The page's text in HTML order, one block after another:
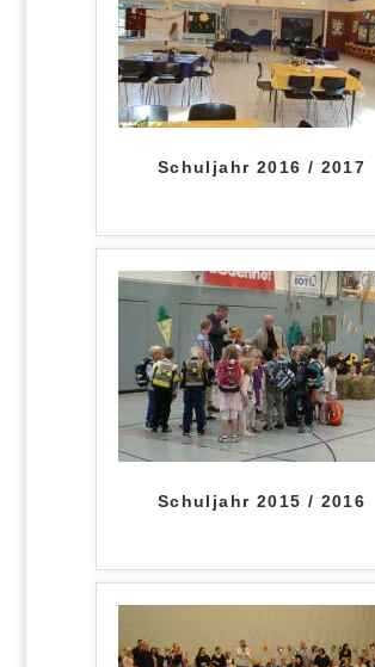
Schuljahr 2016 / 2017
Schuljahr 2015 / 2016